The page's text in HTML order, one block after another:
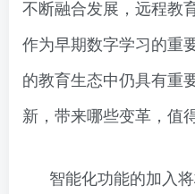
不断融合发展，远程教
作为早期数字学习的重
的教育生态中仍具有重
新，带来哪些变革，值
智能化功能的加入